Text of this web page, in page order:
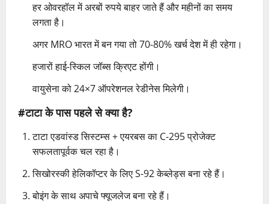
हर ओवरहॉल में अरबों रुपये बाहर जाते हैं और महीनों का समय
लगता है।
अगर MRO भारत में बन गया तो 70-80% खर्च देश में ही रहेगा।
हजारों हाई-स्किल जॉब्स क्रिएट होंगी।
वायुसेना को 24×7 ऑपरेशनल रेडीनेस मिलेगी।
#टाटा के पास पहले से क्या है?
टाटा एडवांस्ड सिस्टम्स + एयरबस का C-295 प्रोजेक्ट
सफलतापूर्वक चल रहा है।
सिखोरस्की हेलिकॉप्टर के लिए S-92 केब्लेड्स बना रहे हैं।
बोइंग के साथ अपाचे फ्यूजलेज बना रहे हैं।